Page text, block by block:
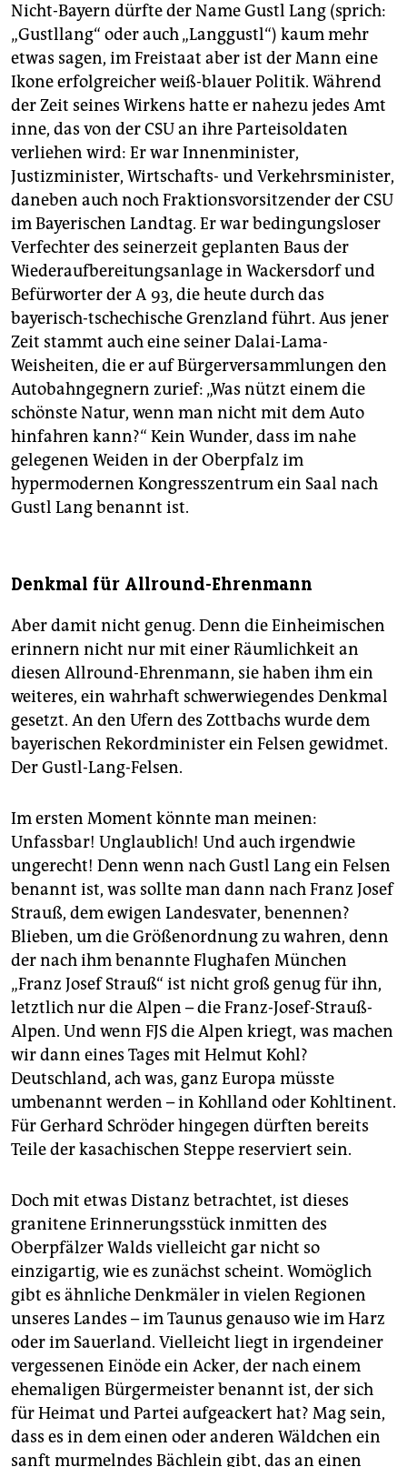
Nicht-Bayern dürfte der Name Gustl Lang (sprich:
„Gustllang“ oder auch „Langgustl“) kaum mehr
etwas sagen, im Freistaat aber ist der Mann eine
Ikone erfolgreicher weiß-blauer Politik. Während
der Zeit seines Wirkens hatte er nahezu jedes Amt
inne, das von der CSU an ihre Parteisoldaten
verliehen wird: Er war Innenminister,
Justizminister, Wirtschafts- und Verkehrsminister,
daneben auch noch Fraktionsvorsitzender der CSU
im Bayerischen Landtag. Er war bedingungsloser
Verfechter des seinerzeit geplanten Baus der
Wiederaufbereitungsanlage in Wackersdorf und
Befürworter der A 93, die heute durch das
bayerisch-tschechische Grenzland führt. Aus jener
Zeit stammt auch eine seiner Dalai-Lama-
Weisheiten, die er auf Bürgerversammlungen den
Autobahngegnern zurief: „Was nützt einem die
schönste Natur, wenn man nicht mit dem Auto
hinfahren kann?“ Kein Wunder, dass im nahe
gelegenen Weiden in der Oberpfalz im
hypermodernen Kongresszentrum ein Saal nach
Gustl Lang benannt ist.
Denkmal für Allround-Ehrenmann
Aber damit nicht genug. Denn die Einheimischen
erinnern nicht nur mit einer Räumlichkeit an
diesen Allround-Ehrenmann, sie haben ihm ein
weiteres, ein wahrhaft schwerwiegendes Denkmal
gesetzt. An den Ufern des Zottbachs wurde dem
bayerischen Rekordminister ein Felsen gewidmet.
Der Gustl-Lang-Felsen.
Im ersten Moment könnte man meinen:
Unfassbar! Unglaublich! Und auch irgendwie
ungerecht! Denn wenn nach Gustl Lang ein Felsen
benannt ist, was sollte man dann nach Franz Josef
Strauß, dem ewigen Landesvater, benennen?
Blieben, um die Größenordnung zu wahren, denn
der nach ihm benannte Flughafen München
„Franz Josef Strauß“ ist nicht groß genug für ihn,
letztlich nur die Alpen – die Franz-Josef-Strauß-
Alpen. Und wenn FJS die Alpen kriegt, was machen
wir dann eines Tages mit Helmut Kohl?
Deutschland, ach was, ganz Europa müsste
umbenannt werden – in Kohlland oder Kohltinent.
Für Gerhard Schröder hingegen dürften bereits
Teile der kasachischen Steppe reserviert sein.
Doch mit etwas Distanz betrachtet, ist dieses
granitene Erinnerungsstück inmitten des
Oberpfälzer Walds vielleicht gar nicht so
einzigartig, wie es zunächst scheint. Womöglich
gibt es ähnliche Denkmäler in vielen Regionen
unseres Landes – im Taunus genauso wie im Harz
oder im Sauerland. Vielleicht liegt in irgendeiner
vergessenen Einöde ein Acker, der nach einem
ehemaligen Bürgermeister benannt ist, der sich
für Heimat und Partei aufgeackert hat? Mag sein,
dass es in dem einen oder anderen Wäldchen ein
sanft murmelndes Bächlein gibt, das an einen